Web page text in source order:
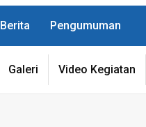
Berita Pengumuman
Galeri Video Kegiatan